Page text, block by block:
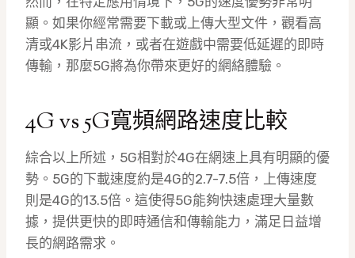
顯。如果你經常需要下載或上傳大型文件，觀看高
清或4K影片串流，或者在遊戲中需要低延遲的即時
傳輸，那麼5G將為你帶來更好的網絡體驗。
4G vs 5G寬頻網路速度比較
綜合以上所述，5G相對於4G在網速上具有明顯的優
勢。5G的下載速度約是4G的2.7-7.5倍，上傳速度
則是4G的13.5倍。這使得5G能夠快速處理大量數
據，提供更快的即時通信和傳輸能力，滿足日益增
長的網路需求。